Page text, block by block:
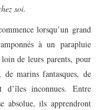
soi.
lorsqu’un grand
à un parapluie
de leurs parents, pour
marins fantasques, de
d’îles inconnues. Entre
absolue, ils apprendront